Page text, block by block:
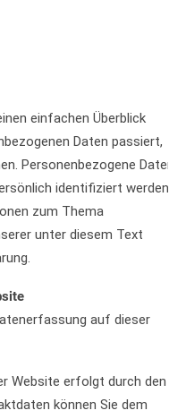
einfachen Überblick
Daten passiert,
Personenbezogene Daten
identifiziert werden
zum Thema
unter diesem Text
auf dieser
Website erfolgt durch den
können Sie dem